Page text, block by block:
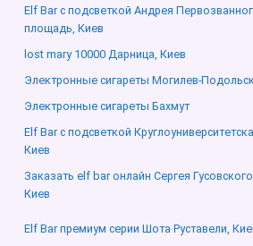
Elf Bar с подсветкой Андрея
площадь, Киев
lost mary 10000 Дарница, Киев
Электронные сигареты Могилев-
Электронные сигареты Бахмут
Elf Bar с подсветкой
Киев
Заказать elf bar онлайн Сергея
Киев
Elf Bar премиум серии Шота Руставели,